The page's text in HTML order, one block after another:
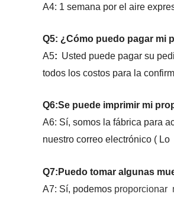
A4: 1 semana por el aire
Q5: ¿Cómo puedo pagar mi
A5: Usted puede pagar su
todos los costos para la
Q6:Se puede imprimir mi
A6: Sí, somos la fábrica para
nuestro correo electrónico ( Lo
Q7:Puedo tomar algunas
A7: Sí, podemos proporcionar